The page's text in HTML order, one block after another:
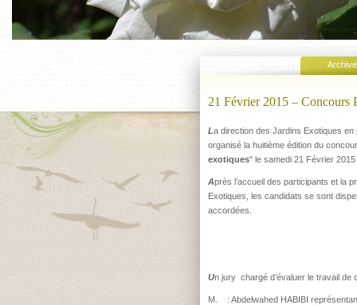
21 Février 2015 – Concours
La direction des Jardins Exotiques
organisé la huitième édition du
exotiques" le samedi 21 Février
Après l’accueil des participants et la
Exotiques, les candidats se sont
accordées.
Un jury chargé d’évaluer le travail de
M. : Abdelwahed HABIBI